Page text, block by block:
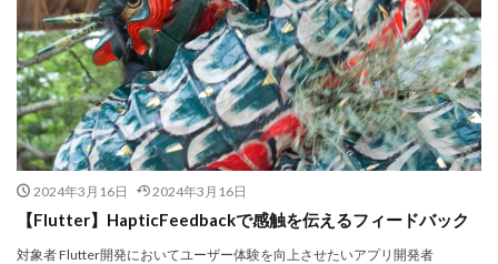
2024年3月16日 2024年3月16日
【Flutter】HapticFeedbackで感触を伝えるフィードバック
対象者 Flutter開発においてユーザー体験を向上させたいアプリ開発者